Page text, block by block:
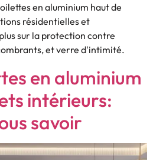
en aluminium haut de
résidentielles et
sur la protection contre
et verre d'intimité.
en aluminium
intérieurs:
savoir